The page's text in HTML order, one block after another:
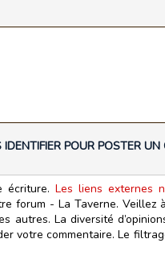
POUR POSTER UN
écriture.Les liens externes
forum - La Taverne.
La diversité
votre commentaire. Le